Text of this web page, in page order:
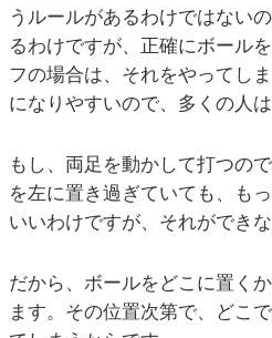
うルールがあるわけではない
るわけですが、正確にボール
フの場合は、それをやってし
になりやすいので、多くの人
もし、両足を動かして打つの
を左に置き過ぎていても、も
いいわけですが、それができな
だから、ボールをどこに置く
ます。その位置次第で、どこ